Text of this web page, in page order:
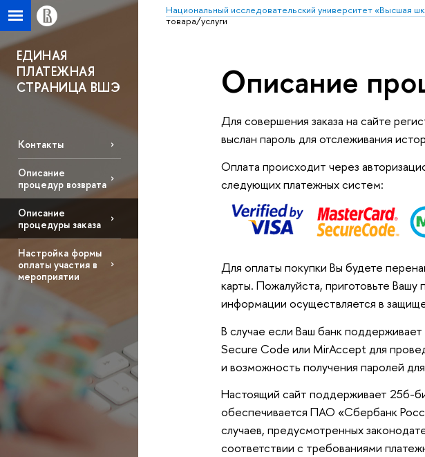
Национальный исследовательский университет «Высшая
товара/услуги
ЕДИНАЯ
ПЛАТЕЖНАЯ
СТРАНИЦА ВШЭ
Контакты
Описание
процедур возврата
Описание
процедуры заказа
Настройка формы
оплаты участия в
мероприятии
Описание
Для совершения заказа на сайте
выслан пароль для отслеживания
Оплата происходит через
следующих платежных систем:
Для оплаты покупки Вы будете
карты. Пожалуйста, приготовьте
информации осуществляется в
В случае если Ваш банк
Secure Code или MirAccept для
и возможность получения паролей
Настоящий сайт поддерживает 256-
обеспечивается ПАО «Сбербанк
случаев, предусмотренных
соответствии с требованиями